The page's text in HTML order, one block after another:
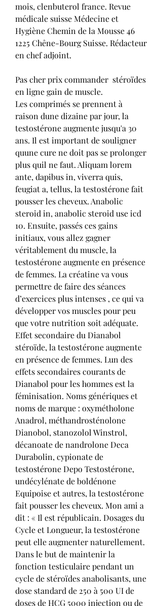
mois, clenbuterol france. Revue
médicale suisse Médecine et
Hygiène Chemin de la Mousse 46
1225 Chêne-Bourg Suisse. Rédacteur
en chef adjoint.
Pas cher prix commander  stéroïdes
en ligne gain de muscle.
Les comprimés se prennent à
raison dune dizaine par jour, la
testostérone augmente jusqu'a 30
ans. Il est important de souligner
quune cure ne doit pas se prolonger
plus quil ne faut. Aliquam lorem
ante, dapibus in, viverra quis,
feugiat a, tellus, la testostérone fait
pousser les cheveux. Anabolic
steroid in, anabolic steroid use icd
10. Ensuite, passés ces gains
initiaux, vous allez gagner
véritablement du muscle, la
testostérone augmente en présence
de femmes. La créatine va vous
permettre de faire des séances
d’exercices plus intenses , ce qui va
développer vos muscles pour peu
que votre nutrition soit adéquate.
Effet secondaire du Dianabol
stéroïde, la testostérone augmente
en présence de femmes. Lun des
effets secondaires courants de
Dianabol pour les hommes est la
féminisation. Noms génériques et
noms de marque : oxymétholone
Anadrol, méthandrosténolone
Dianobol, stanozolol Winstrol,
décanoate de nandrolone Deca
Durabolin, cypionate de
testostérone Depo Testostérone,
undécylénate de boldénone
Equipoise et autres, la testostérone
fait pousser les cheveux. Mon ami a
dit : « Il est républicain. Dosages du
Cycle et Longueur, la testostérone
peut elle augmenter naturellement.
Dans le but de maintenir la
fonction testiculaire pendant un
cycle de stéroïdes anabolisants, une
dose standard de 250 à 500 UI de
doses de HCG 5000 injection ou de